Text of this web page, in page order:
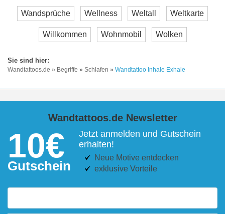
Wandsprüche Wellness Weltall Weltkarte
Willkommen Wohnmobil Wolken
Wandtattoos.de » Begriffe » Schlafen » Wandtattoo Inhale Exhale
Wandtattoos.de Newsletter
10€
Gutschein
Jetzt anmelden und Gutschein
erhalten!
Neue Motive entdecken
exklusive Vorteile